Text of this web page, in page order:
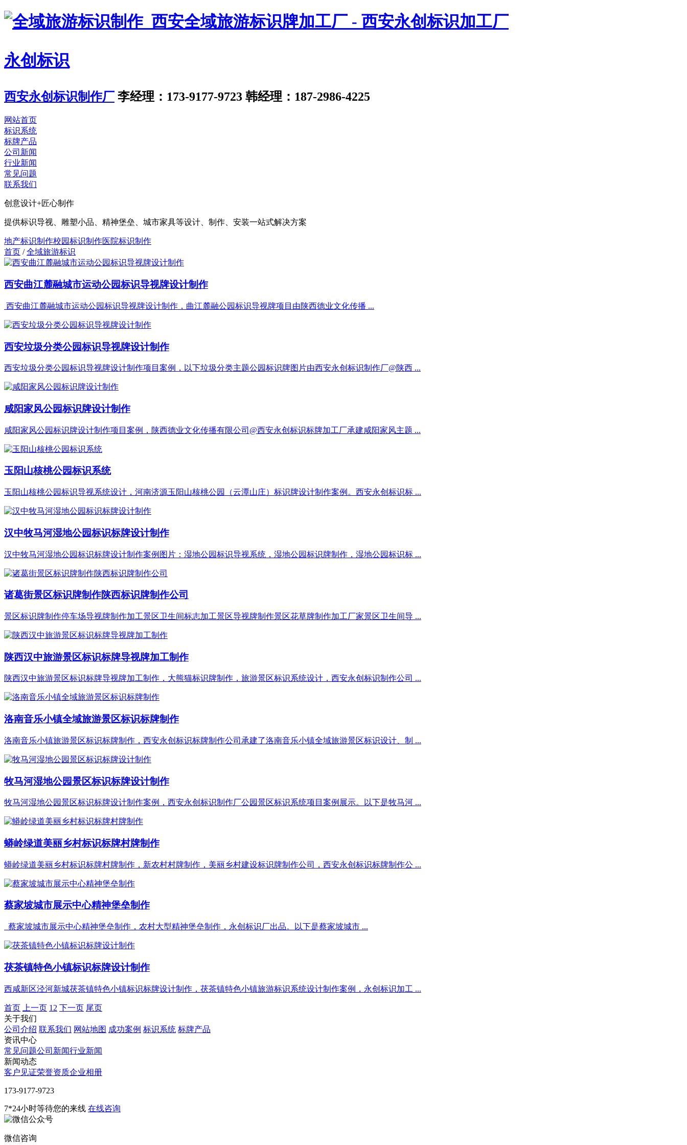
永创标识
西安永创标识制作厂 李经理：173-9177-9723 韩经理：187-2986-4225
网站首页
标识系统
标牌产品
公司新闻
行业新闻
常见问题
联系我们
创意设计+匠心制作
提供标识导视、雕塑小品、精神堡垒、城市家具等设计、制作、安装一站式解决方案
地产标识制作校园标识制作医院标识制作
首页 / 全域旅游标识
西安曲江麓融城市运动公园标识导视牌设计制作
西安曲江麓融城市运动公园标识导视牌设计制作，曲江麓融公园标识导视牌项目由陕西德业文化传播 ...
西安垃圾分类公园标识导视牌设计制作
西安垃圾分类公园标识导视牌设计制作项目案例，以下垃圾分类主题公园标识牌图片由西安永创标识制作厂@陕西 ...
咸阳家风公园标识牌设计制作
咸阳家风公园标识牌设计制作项目案例，陕西德业文化传播有限公司@西安永创标识标牌加工厂承建咸阳家风主题 ...
玉阳山核桃公园标识系统
玉阳山核桃公园标识导视系统设计，河南济源玉阳山核桃公园（云潭山庄）标识牌设计制作案例。西安永创标识标 ...
汉中牧马河湿地公园标识标牌设计制作
汉中牧马河湿地公园标识标牌设计制作案例图片：湿地公园标识导视系统，湿地公园标识牌制作，湿地公园标识标 ...
诸葛街景区标识牌制作陕西标识牌制作公司
景区标识牌制作停车场导视牌制作加工景区卫生间标志加工景区导视牌制作景区花草牌制作加工厂家景区卫生间导 ...
陕西汉中旅游景区标识标牌导视牌加工制作
陕西汉中旅游景区标识标牌导视牌加工制作，大熊猫标识牌制作，旅游景区标识系统设计，西安永创标识制作公司 ...
洛南音乐小镇全域旅游景区标识标牌制作
洛南音乐小镇旅游景区标识标牌制作，西安永创标识标牌制作公司承建了洛南音乐小镇全域旅游景区标识设计、制 ...
牧马河湿地公园景区标识标牌设计制作
牧马河湿地公园景区标识标牌设计制作案例，西安永创标识制作厂公园景区标识系统项目案例展示。以下是牧马河 ...
蟒岭绿道美丽乡村标识标牌村牌制作
蟒岭绿道美丽乡村标识标牌村牌制作，新农村村牌制作，美丽乡村建设标识牌制作公司，西安永创标识标牌制作公 ...
蔡家坡城市展示中心精神堡垒制作
蔡家坡城市展示中心精神堡垒制作，农村大型精神堡垒制作，永创标识厂出品。以下是蔡家坡城市 ...
茯茶镇特色小镇标识标牌设计制作
西咸新区泾河新城茯茶镇特色小镇标识标牌设计制作，茯茶镇特色小镇旅游标识系统设计制作案例，永创标识加工 ...
首页 上一页 1 2 下一页 尾页
关于我们
公司介绍 联系我们 网站地图 成功案例 标识系统 标牌产品
资讯中心
常见问题公司新闻行业新闻
新闻动态
客户见证荣誉资质企业相册
‭173-9177-9723
7*24小时等待您的来线 在线咨询
微信咨询